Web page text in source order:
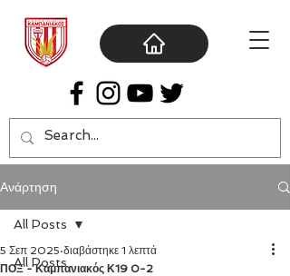
Ανάρτηση
All Posts
All Posts
ΠΟΞ - Καμπανιακός Κ19 0-2
5 Σεπ 2025 διαβάστηκε 1 λεπτά